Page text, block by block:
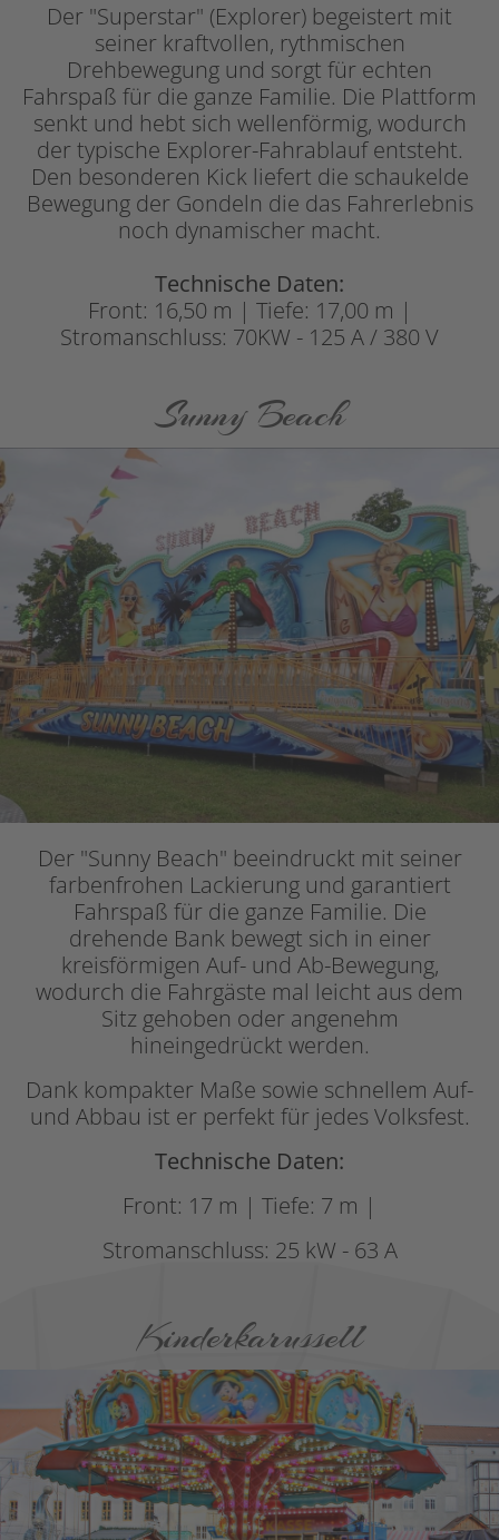
Der "Superstar" (Explorer) begeistert mit
seiner kraftvollen, rythmischen
Drehbewegung und sorgt für echten
Fahrspaß für die ganze Familie. Die Plattform
senkt und hebt sich wellenförmig, wodurch
der typische Explorer-Fahrablauf entsteht.
Den besonderen Kick liefert die schaukelde
Bewegung der Gondeln die das Fahrerlebnis
noch dynamischer macht.
Technische Daten:
Front: 16,50 m | Tiefe: 17,00 m |
Stromanschluss: 70KW - 125 A / 380 V
Sunny Beach
Der "Sunny Beach" beeindruckt mit seiner
farbenfrohen Lackierung und garantiert
Fahrspaß für die ganze Familie. Die
drehende Bank bewegt sich in einer
kreisförmigen Auf- und Ab-Bewegung,
wodurch die Fahrgäste mal leicht aus dem
Sitz gehoben oder angenehm
hineingedrückt werden.
Dank kompakter Maße sowie schnellem Auf-
und Abbau ist er perfekt für jedes Volksfest.
Technische Daten:
Front: 17 m | Tiefe: 7 m |
Stromanschluss: 25 kW - 63 A
Kinderkarussell